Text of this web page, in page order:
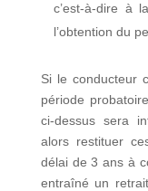
c’est-à-dire à
l’obtention du
Si le conducteur
période
ci-dessus sera
alors restituer
délai de 3 ans à
entraîné un